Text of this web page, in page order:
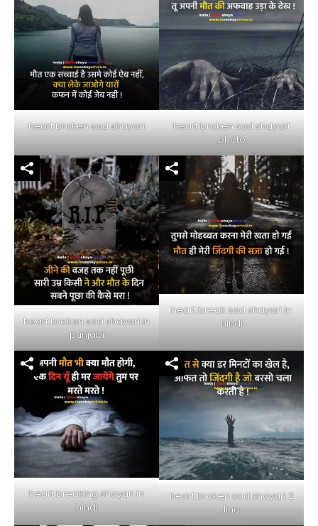
heart broken sad shayari
heart broken sad shayari
photo
heart broken sad shayari in
punjabi
heart break sad shayari in
hindi
heart breaking shayari in
hindi
heart broken sad shayari 2
line